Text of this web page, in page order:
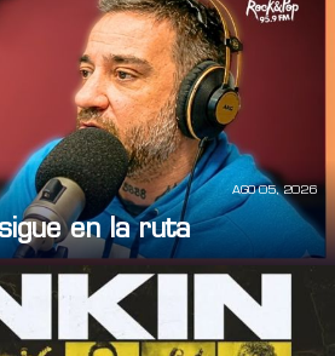
AGO 05, 2026
en la ruta